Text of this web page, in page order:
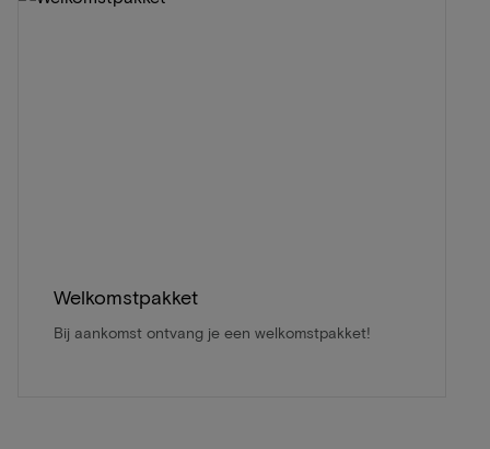
Welkomstpakket
Bij aankomst ontvang je een welkomstpakket!